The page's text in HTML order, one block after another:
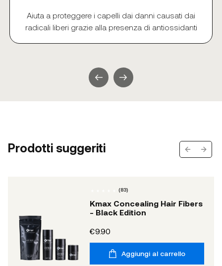
Aiuta a proteggere i capelli dai danni causati dai
radicali liberi grazie alla presenza di antiossidanti
Prodotti suggeriti Previous
Next
(83)
Kmax Concealing Hair Fibers
- Black Edition
€9.90
Aggiungi al carrello